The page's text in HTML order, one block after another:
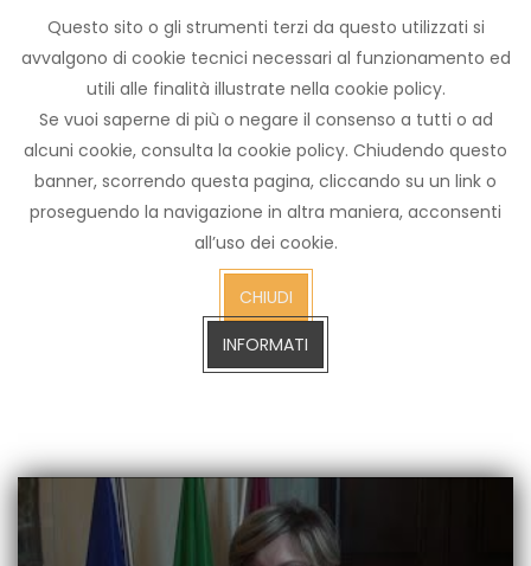
Questo sito o gli strumenti terzi da questo utilizzati si
avvalgono di cookie tecnici necessari al funzionamento ed
utili alle finalità illustrate nella cookie policy.
Se vuoi saperne di più o negare il consenso a tutti o ad
alcuni cookie, consulta la cookie policy. Chiudendo questo
banner, scorrendo questa pagina, cliccando su un link o
proseguendo la navigazione in altra maniera, acconsenti
all’uso dei cookie.
CHIUDI
INFORMATI
Archivio
notizie
Arezzo TV
CERCA SULL'ARCHIVIO FINO A GENNAIO 2023